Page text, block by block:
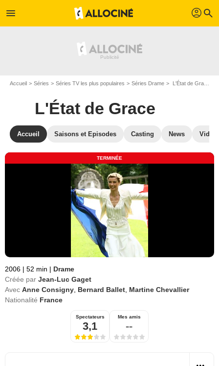
menu profil search
Accueil Séries Séries TV les plus populaires Séries Drame L'État de Grace
L'État de Grace
Accueil Saisons et Episodes Casting News
TERMINÉE
2006 | 52 min | Drame
Créée par Jean-Luc Gaget
Avec Anne Consigny Bernard Ballet Martine Chevallier
Nationalité France
Spectateurs
3,1
Mes amis
--